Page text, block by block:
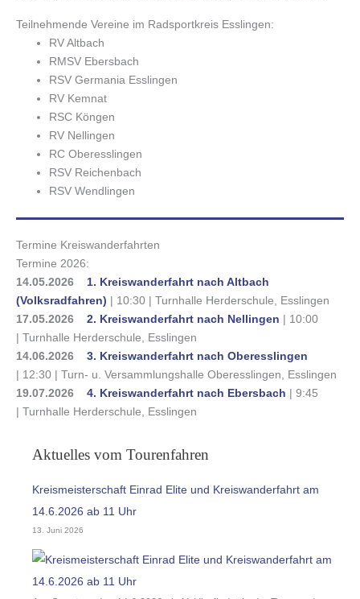
Teilnehmende Vereine im Radsportkreis Esslingen:
RV Altbach
RMSV Ebersbach
RSV Germania Esslingen
RV Kemnat
RSC Köngen
RV Nellingen
RC Oberesslingen
RSV Reichenbach
RSV Wendlingen
Termine Kreiswanderfahrten
Termine 2026:
14.05.2026
1. Kreiswanderfahrt nach Altbach
(Volksradfahren) | 10:30 | Turnhalle Herderschule, Esslingen
17.05.2026
2. Kreiswanderfahrt nach Nellingen | 10:00
| Turnhalle Herderschule, Esslingen
14.06.2026
3. Kreiswanderfahrt nach Oberesslingen
| 12:30 | Turn- u. Versammlungshalle Oberesslingen, Esslingen
19.07.2026
4. Kreiswanderfahrt nach Ebersbach | 9:45
| Turnhalle Herderschule, Esslingen
Aktuelles vom Tourenfahren
Kreismeisterschaft Einrad Elite und Kreiswanderfahrt am
14.6.2026 ab 11 Uhr
13. Juni 2026